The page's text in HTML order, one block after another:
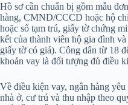
Hồ sơ cần chuẩn bị gồm mẫu
hàng, CMND/CCCD hoặc hộ
hoặc sổ tạm trú, giấy tờ chứng
kết của thành viên hộ gia đình
giấy tờ có giá). Công dân từ 18
khoản vay là đối tượng đủ điều
Về điều kiện vay, ngân hàng
nhà ở, cư trú và thu nhập theo